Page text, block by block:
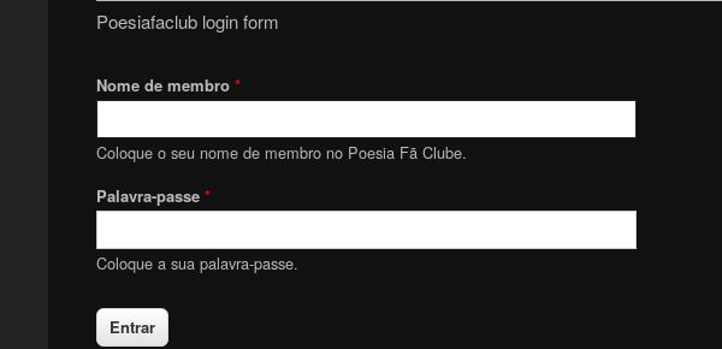
Poesiafaclub login form
Nome de membro *
Coloque o seu nome de membro no Poesia Fã Clube.
Palavra-passe *
Coloque a sua palavra-passe.